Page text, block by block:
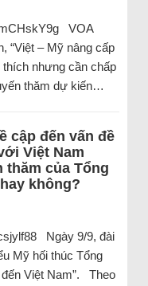
VOA
“Việt – Mỹ nâng cấp
thích nhưng cần chấp
thăm dự kiến…
cập đến vấn đề
Việt Nam
thăm của Tổng
không?
Ngày 9/9, đài
Mỹ hối thúc Tổng
Việt Nam”. Theo